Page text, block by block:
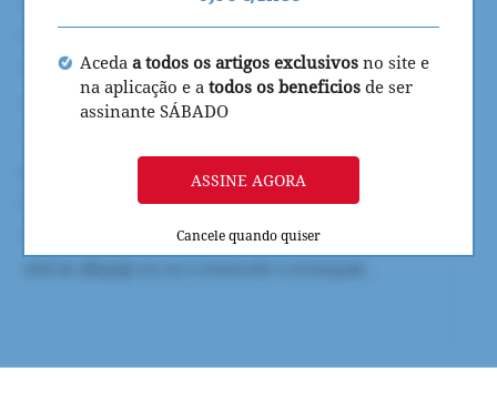
Aceda a todos os artigos exclusivos no site e
na aplicação e a todos os beneficios de ser
assinante SÁBADO
ASSINE AGORA
Cancele quando quiser